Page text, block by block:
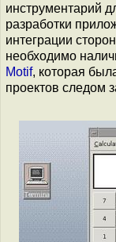
инструментарий
разработки
интеграции
необходимо
Motif, которая
проектов следом